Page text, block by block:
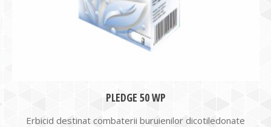
PLEDGE 50 WP
Erbicid destinat combaterii buruienilor dicotiledonate